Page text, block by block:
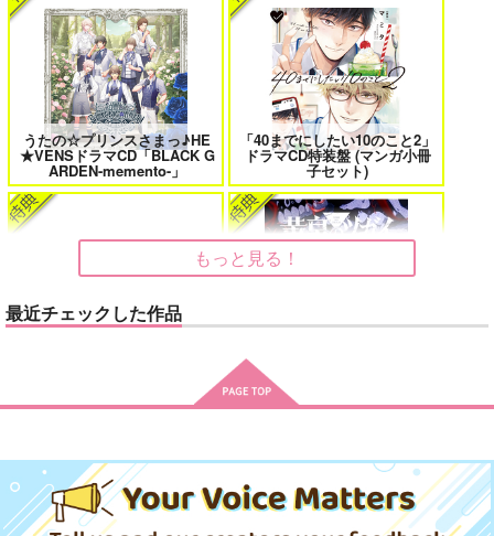
みなと商事コインランドリー 7 光が死んだ夏 9
夜明けの唄 7 ふたりのけもの 2
忠犬部下とツンデレ少尉 2
うたの☆プリンスさまっ♪HE
★VENSドラマCD「BLACK G
ARDEN-memento-」
「40までにしたい10のこと2」
ドラマCD特装盤 (マンガ小冊
子セット)
もっと見る！
最近チェックした作品